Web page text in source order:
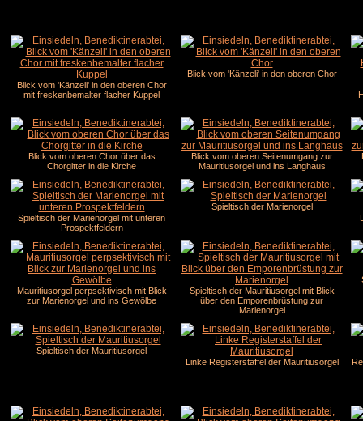
Blick vom 'Känzeli' in den oberen Chor
mit freskenbemalter flacher Kuppel
Blick vom 'Känzeli' in den oberen Chor
Blick vom oberen Chor über das
Chorgitter in die Kirche
Blick vom oberen Seitenumgang zur
Mauritiusorgel und ins Langhaus
Spieltisch der Marienorgel mit unteren
Prospektfeldern
Spieltisch der Marienorgel
Mauritiusorgel perpsektivisch mit Blick
zur Marienorgel und ins Gewölbe
Spieltisch der Mauritiusorgel mit Blick
über den Emporenbrüstung zur
Marienorgel
Spieltisch der Mauritiusorgel
Linke Registerstaffel der Mauritiusorgel